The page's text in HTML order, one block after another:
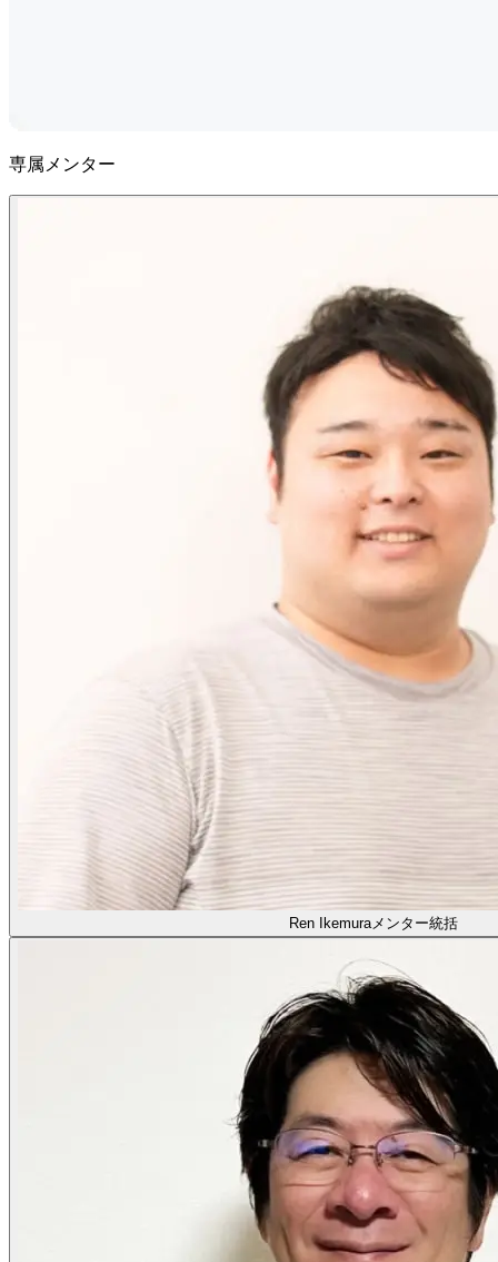
専属メンター
Ren Ikemura メンター統括